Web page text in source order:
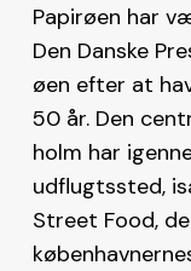
Papirøen har
Den Danske
øen efter at
50 år. Den
holm har
udflugtssted,
Street Food,